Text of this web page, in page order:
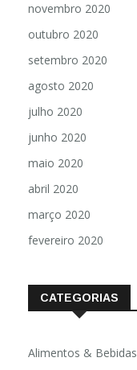
novembro 2020
outubro 2020
setembro 2020
agosto 2020
julho 2020
junho 2020
maio 2020
abril 2020
março 2020
fevereiro 2020
CATEGORIAS
Alimentos & Bebidas